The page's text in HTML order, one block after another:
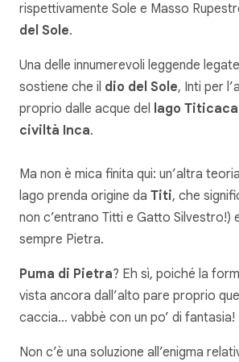
rispettivamente Sole e Masso
del Sole.
Una delle innumerevoli leggende
sostiene che il dio del Sole, Inti per
proprio dalle acque del lago Titicaca
civiltà Inca.
Ma non è mica finita qui: un’altra
lago prenda origine da Titi, che
non c’entrano Titti e Gatto Silvestro!)
sempre Pietra.
Puma di Pietra? Eh sì, poiché la
vista ancora dall’alto pare proprio
caccia… vabbè con un po’ di fantasia!
Non c’è una soluzione all’enigma